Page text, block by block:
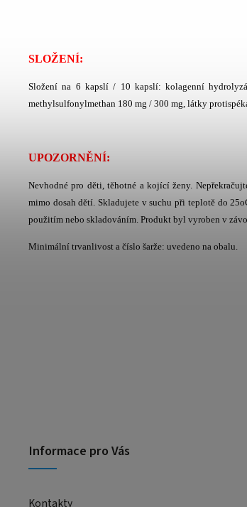
SLOŽENÍ:
Složení na 6 kapslí / 10 kapslí: kolagenní
methylsulfonylmethan 180 mg / 300 mg, látky
UPOZORNĚNÍ:
Nevhodné pro děti, těhotné a kojící ženy.
mimo dosah dětí. Skladujete v suchu při teplotě do
použitím nebo skladováním. Produkt byl vyroben v
Minimální trvanlivost a číslo šarže: uvedeno na obalu.
Informace pro Vás
Kontakty